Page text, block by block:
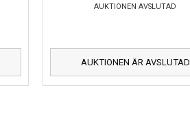
AUKTIONEN AVSLUTAD
AUKTIONEN ÄR AVSLUTAD